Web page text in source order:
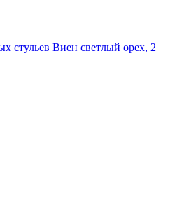
стульев Виен светлый орех, 2